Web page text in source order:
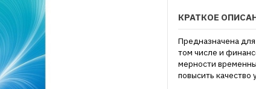
КРАТКОЕ
Предназначена для
том числе и
мерности
повысить качество